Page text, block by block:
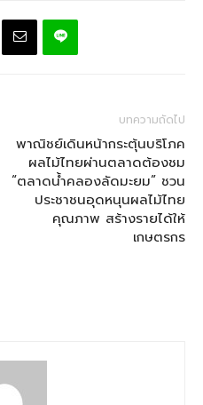
บทความถัดไป
พาณิชย์เดินหน้ากระตุ้นบริโภค
ผลไม้ไทยผ่านตลาดต้องชม
“ตลาดน้ำคลองลัดมะยม” ชวน
ประชาชนอุดหนุนผลไม้ไทย
คุณภาพ สร้างรายได้ให้
เกษตรกร